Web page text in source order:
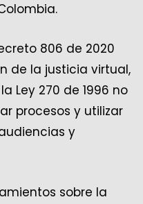
806 de 2020
de la justicia virtual,
Ley 270 de 1996 no
procesos y utilizar
y
sobre la